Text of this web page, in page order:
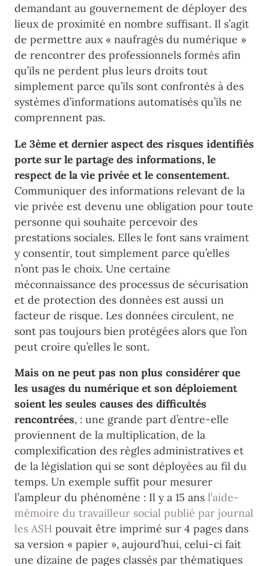
demandant au gouvernement de déployer des
lieux de proximité en nombre suffisant. Il s’agit
de permettre aux « naufragés du numérique »
de rencontrer des professionnels formés afin
qu’ils ne perdent plus leurs droits tout
simplement parce qu’ils sont confrontés à des
systèmes d’informations automatisés qu’ils ne
comprennent pas.
Le 3ème et dernier aspect des risques identifiés
porte sur le partage des informations, le
respect de la vie privée et le consentement.
Communiquer des informations relevant de la
vie privée est devenu une obligation pour toute
personne qui souhaite percevoir des
prestations sociales. Elles le font sans vraiment
y consentir, tout simplement parce qu’elles
n’ont pas le choix. Une certaine
méconnaissance des processus de sécurisation
et de protection des données est aussi un
facteur de risque. Les données circulent, ne
sont pas toujours bien protégées alors que l’on
peut croire qu’elles le sont.
Mais on ne peut pas non plus considérer que
les usages du numérique et son déploiement
soient les seules causes des difficultés
rencontrées, : une grande part d’entre-elle
proviennent de la multiplication, de la
complexification des règles administratives et
de la législation qui se sont déployées au fil du
temps. Un exemple suffit pour mesurer
l’ampleur du phénomène : Il y a 15 ans l’aide-
mémoire du travailleur social publié par journal
les ASH pouvait être imprimé sur 4 pages dans
sa version « papier », aujourd’hui, celui-ci fait
une dizaine de pages classés par thématiques